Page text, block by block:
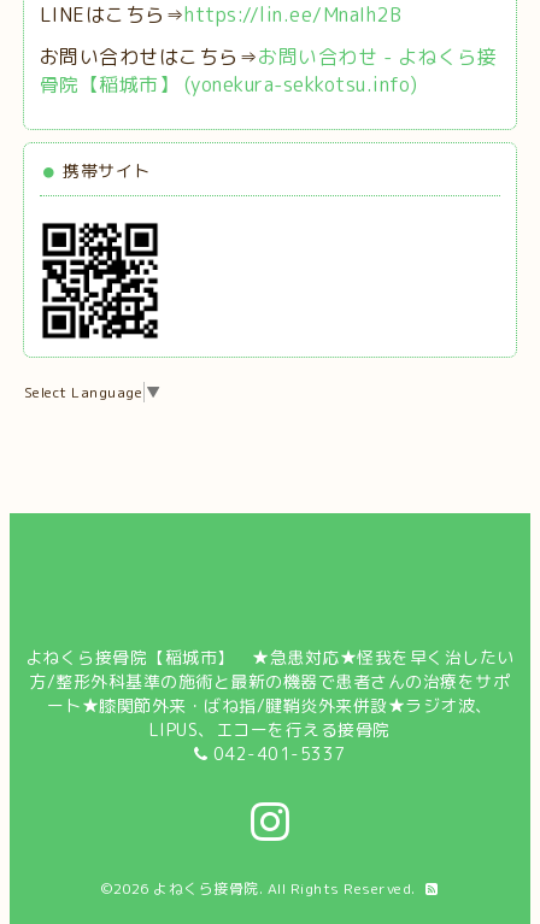
LINEはこちら⇒https://lin.ee/MnaIh2B
お問い合わせはこちら⇒お問い合わせ - よねくら接
骨院【稲城市】 (yonekura-sekkotsu.info)
携帯サイト
Select Language ▼
よねくら接骨院【稲城市】 ★急患対応★怪我を早く治したい
方/整形外科基準の施術と最新の機器で患者さんの治療をサポ
ート★膝関節外来・ばね指/腱鞘炎外来併設★ラジオ波、
LIPUS、エコーを行える接骨院
042-401-5337
©2026 よねくら接骨院. All Rights Reserved.